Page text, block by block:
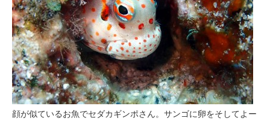
顔が似ているお魚でセダカギンポさん。サンゴに卵をそしてよー